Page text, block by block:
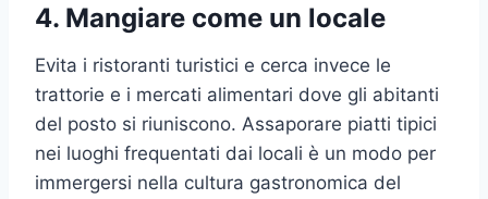
4. Mangiare come un locale
Evita i ristoranti turistici e cerca invece le
trattorie e i mercati alimentari dove gli abitanti
del posto si riuniscono. Assaporare piatti tipici
nei luoghi frequentati dai locali è un modo per
immergersi nella cultura gastronomica del